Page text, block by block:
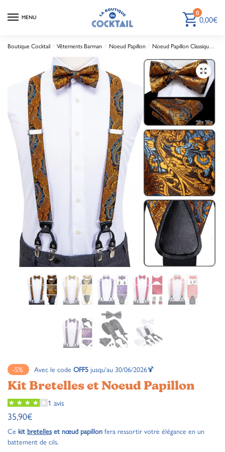
MENU 0
0,00€
Boutique Cocktail / Vêtements Barman / Noeud Papillon / Noeud Papillon Classique
🔍
-5% Avec le code OFF5 jusqu'au 30/06/2026🍹
Kit Bretelles et Noeud Papillon
1 avis
35,90€
Ce kit bretelles et nœud papillon fera ressortir votre élégance en un
battement de cils.